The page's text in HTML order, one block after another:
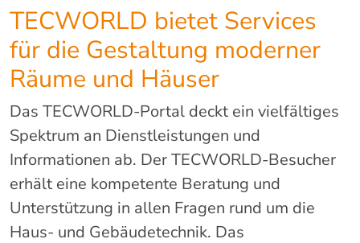
TECWORLD bietet Services
für die Gestaltung moderner
Räume und Häuser
Das TECWORLD-Portal deckt ein vielfältiges
Spektrum an Dienstleistungen und
Informationen ab. Der TECWORLD-Besucher
erhält eine kompetente Beratung und
Unterstützung in allen Fragen rund um die
Haus- und Gebäudetechnik. Das